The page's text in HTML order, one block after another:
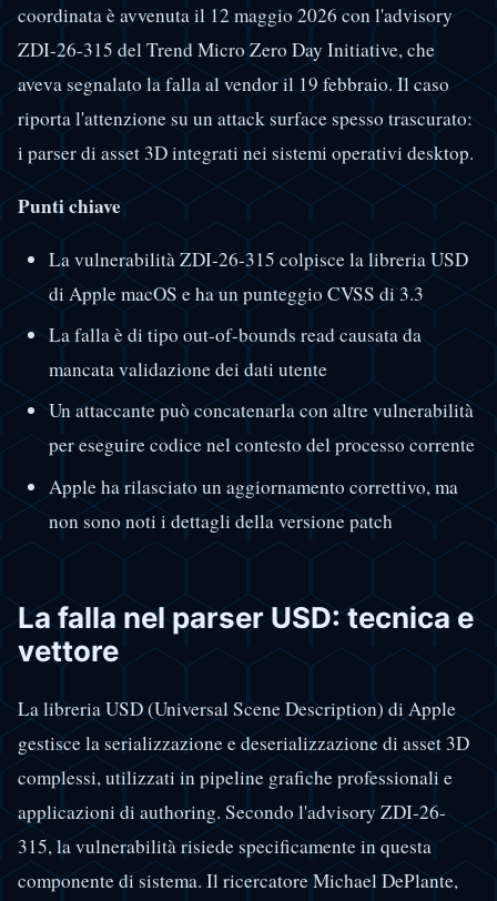
coordinata è avvenuta il 12 maggio 2026 con l'advisory
ZDI-26-315 del Trend Micro Zero Day Initiative, che
aveva segnalato la falla al vendor il 19 febbraio. Il caso
riporta l'attenzione su un attack surface spesso trascurato:
i parser di asset 3D integrati nei sistemi operativi desktop.
Punti chiave
La vulnerabilità ZDI-26-315 colpisce la libreria USD
di Apple macOS e ha un punteggio CVSS di 3.3
La falla è di tipo out-of-bounds read causata da
mancata validazione dei dati utente
Un attaccante può concatenarla con altre vulnerabilità
per eseguire codice nel contesto del processo corrente
Apple ha rilasciato un aggiornamento correttivo, ma
non sono noti i dettagli della versione patch
La falla nel parser USD: tecnica e
vettore
La libreria USD (Universal Scene Description) di Apple
gestisce la serializzazione e deserializzazione di asset 3D
complessi, utilizzati in pipeline grafiche professionali e
applicazioni di authoring. Secondo l'advisory ZDI-26-
315, la vulnerabilità risiede specificamente in questa
componente di sistema. Il ricercatore Michael DePlante,